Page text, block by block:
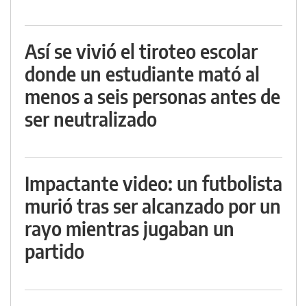
Así se vivió el tiroteo escolar
donde un estudiante mató al
menos a seis personas antes de
ser neutralizado
Impactante video: un futbolista
murió tras ser alcanzado por un
rayo mientras jugaban un
partido